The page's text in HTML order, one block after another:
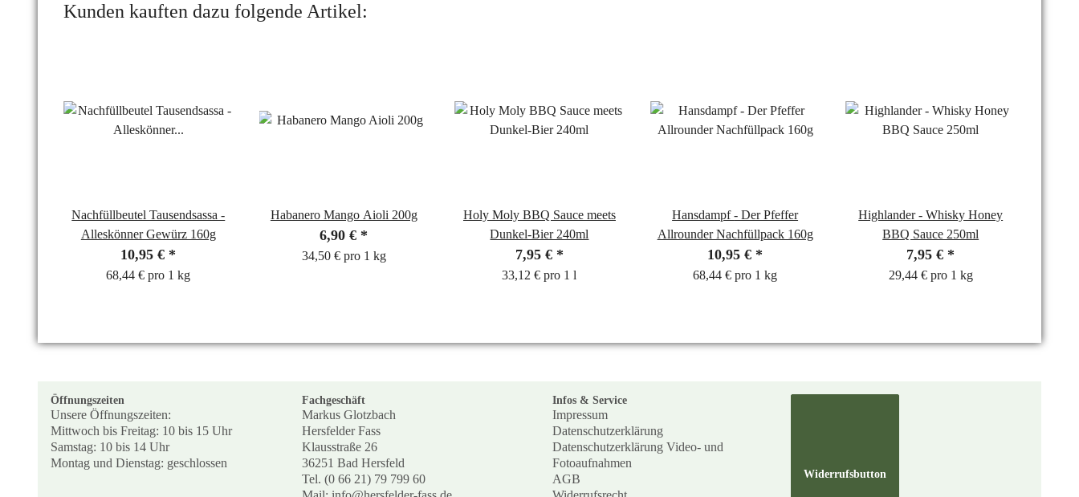
Kunden kauften dazu folgende Artikel:
Nachfüllbeutel Tausendsassa -
Alleskönner Gewürz 160g
10,95 € *
68,44 € pro 1 kg
Habanero Mango Aioli 200g
6,90 € *
34,50 € pro 1 kg
Holy Moly BBQ Sauce meets
Dunkel-Bier 240ml
7,95 € *
33,12 € pro 1 l
Hansdampf - Der Pfeffer
Allrounder Nachfüllpack 160g
10,95 € *
68,44 € pro 1 kg
Highlander - Whisky Honey
BBQ Sauce 250ml
7,95 € *
29,44 € pro 1 kg
Öffnungszeiten
Unsere Öffnungszeiten:
Mittwoch bis Freitag: 10 bis 15 Uhr
Samstag: 10 bis 14 Uhr
Montag und Dienstag: geschlossen
Fachgeschäft
Markus Glotzbach
Hersfelder Fass
Klausstraße 26
36251 Bad Hersfeld
Tel. (0 66 21) 79 799 60
Infos & Service
Impressum
Datenschutzerklärung
Datenschutzerklärung Video- und
Fotoaufnahmen
AGB
Widerrufsbutton